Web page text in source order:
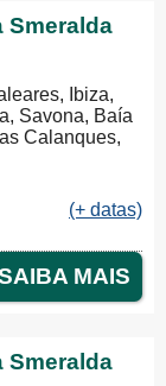
Smeralda
Ibiza,
Savona, Baía
Calanques,
(+ datas)
MAIS
Smeralda